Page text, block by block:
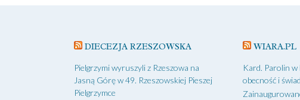
DIECEZJA RZESZOWSKA
Pielgrzymi wyruszyli z Rzeszowa na
Jasną Górę w 49. Rzeszowskiej Pieszej
Pielgrzymce
WIARA.PL
Kard. Parolin w
obecność i